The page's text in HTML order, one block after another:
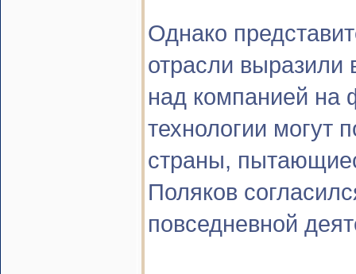
Однако
отрасли выразили
над компанией на
технологии могут
страны,
Поляков
повседневной